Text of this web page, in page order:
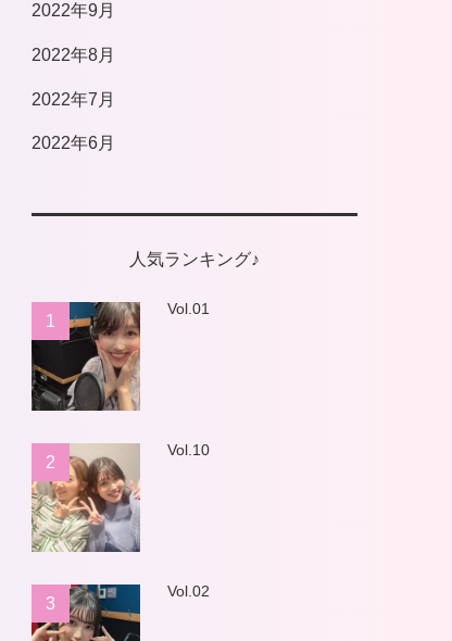
2022年9月
2022年8月
2022年7月
2022年6月
人気ランキング♪
1
Vol.01
2
Vol.10
3
Vol.02